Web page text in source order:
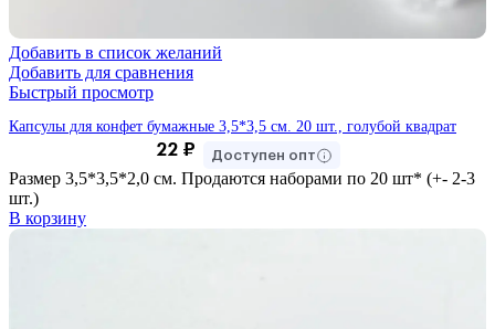
Добавить в список желаний
Добавить для сравнения
Быстрый просмотр
Капсулы для конфет бумажные 3,5*3,5 см. 20 шт., голубой квадрат
22 ₽ Доступен опт
Размер 3,5*3,5*2,0 см. Продаются наборами по 20 шт* (+- 2-3
шт.)
В корзину